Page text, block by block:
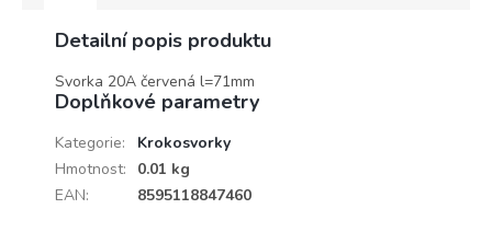
Detailní popis produktu
Svorka 20A červená l=71mm
Doplňkové parametry
Kategorie:
Krokosvorky
Hmotnost:
0.01 kg
EAN: 8595118847460